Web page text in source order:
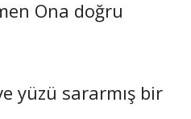
Ona doğru
yüzü sararmış bir